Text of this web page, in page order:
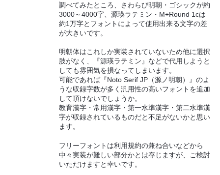
調べてみたところ、さわらび明朝・ゴシックが約
3000～4000字、源瑛ラテミン・M+Round 1cは
約1万字とフォントによって使用出来る文字の差
が大きいです。
明朝体はこれしか実装されていないため他に選択
肢がなく、『源瑛ラテミン』などで代用しようと
しても雰囲気を損なってしまいます。
可能であれば『Noto Serif JP（源ノ明朝）』のよ
うな収録字数が多く汎用性の高いフォントを追加
して頂けないでしょうか。
教育漢字・常用漢字・第一水準漢字・第二水準漢
字が収録されているものだと不足がないかと思い
ます。
フリーフォントは利用規約の兼ね合いなどから
中々実装が難しい部分かとは存じますが、ご検討
いただけますと幸いです。